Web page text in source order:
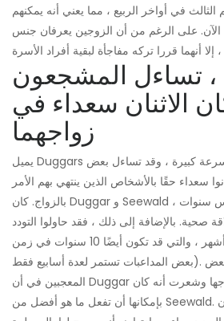
في أواخر الربيع ، مما يعني أنه يمكنهم
على الرغم من أن الزوجين يعرفان جنس
تساءل المشجعون
الاثنان سعداء في
زواجهما
يميل Duggars إلى التودد والزواج بسرعة كبيرة ، وقد تساءل بعض
سعداء حقًا بالأشخاص الذين ينتهي بهم الأمر
بالزواج. كان Duggar و Seewald معًا منذ ما يقرب من خمس سنوات ،
صحية. بالإضافة إلى ذلك ، فقد حاولوا التودد
لمدة 10 أشهر ، والتي قد تكون أيضًا 10 سنوات في زمن Duggar. (كانت
بعض المداعبات تستمر لعدة أسابيع فقط). ومع ذلك ، فقد اشتبه بعض
المعجبين في أن Duggar بدت تشعر بالملل في زواجها وشعرت أنه كان
بإمكانها أن تفعل ما هو أفضل من Seewald. يعتقد البعض الآخر أن